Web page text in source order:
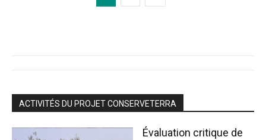
ACTIVITÉS DU PROJET CONSERVETERRA
Évaluation critique de